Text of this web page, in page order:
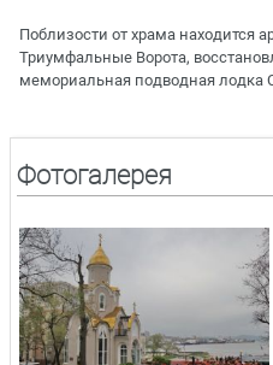
Поблизости от храма находится
Триумфальные Ворота,
мемориальная подводная лодка
Фотогалерея